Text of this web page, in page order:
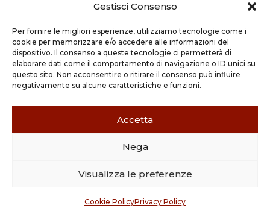
Gestisci Consenso
Per fornire le migliori esperienze, utilizziamo tecnologie come i
cookie per memorizzare e/o accedere alle informazioni del
dispositivo. Il consenso a queste tecnologie ci permetterà di
elaborare dati come il comportamento di navigazione o ID unici su
questo sito. Non acconsentire o ritirare il consenso può influire
negativamente su alcune caratteristiche e funzioni.
Accetta
Nega
Visualizza le preferenze
Cookie PolicyPrivacy Policy

Viale Europa 8
Grassobbio BG (24050)
Copyright © 2026 STUDIO TISI SRL –
03263800165 |Credits| Cookie Policy